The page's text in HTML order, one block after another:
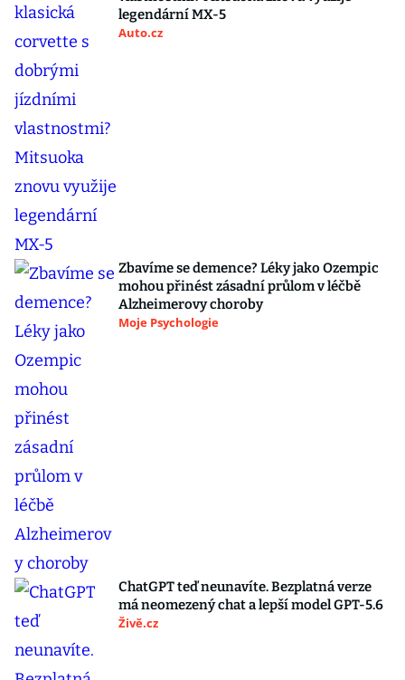
legendární MX-5
Auto.cz
Zbavíme se demence? Léky jako Ozempic
mohou přinést zásadní průlom v léčbě
Alzheimerovy choroby
Moje Psychologie
ChatGPT teď neunavíte. Bezplatná verze
má neomezený chat a lepší model GPT-5.6
Živě.cz